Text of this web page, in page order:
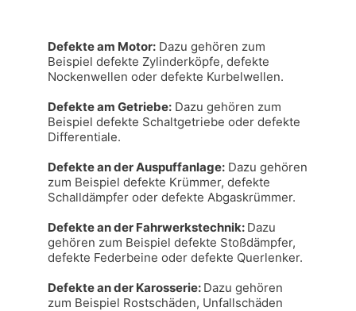
Defekte am Motor: Dazu gehören zum
Beispiel defekte Zylinderköpfe, defekte
Nockenwellen oder defekte Kurbelwellen.
Defekte am Getriebe: Dazu gehören zum
Beispiel defekte Schaltgetriebe oder defekte
Differentiale.
Defekte an der Auspuffanlage: Dazu gehören
zum Beispiel defekte Krümmer, defekte
Schalldämpfer oder defekte Abgaskrümmer.
Defekte an der Fahrwerkstechnik: Dazu
gehören zum Beispiel defekte Stoßdämpfer,
defekte Federbeine oder defekte Querlenker.
Defekte an der Karosserie: Dazu gehören
zum Beispiel Rostschäden, Unfallschäden